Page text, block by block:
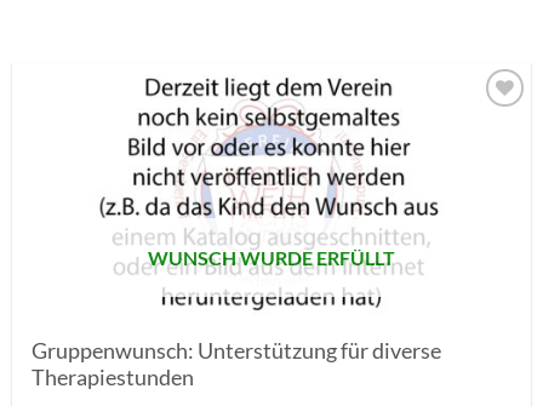
WUNSCH WURDE ERFÜLLT
Gruppenwunsch: Unterstützung für diverse
Therapiestunden